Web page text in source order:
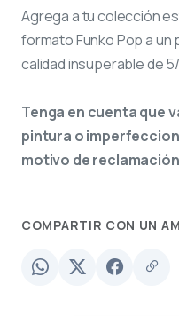
Agrega a tu colección
formato Funko Pop a un
calidad insuperable de 5/
Tenga en cuenta que
pintura o
motivo de
COMPARTIR CON UN